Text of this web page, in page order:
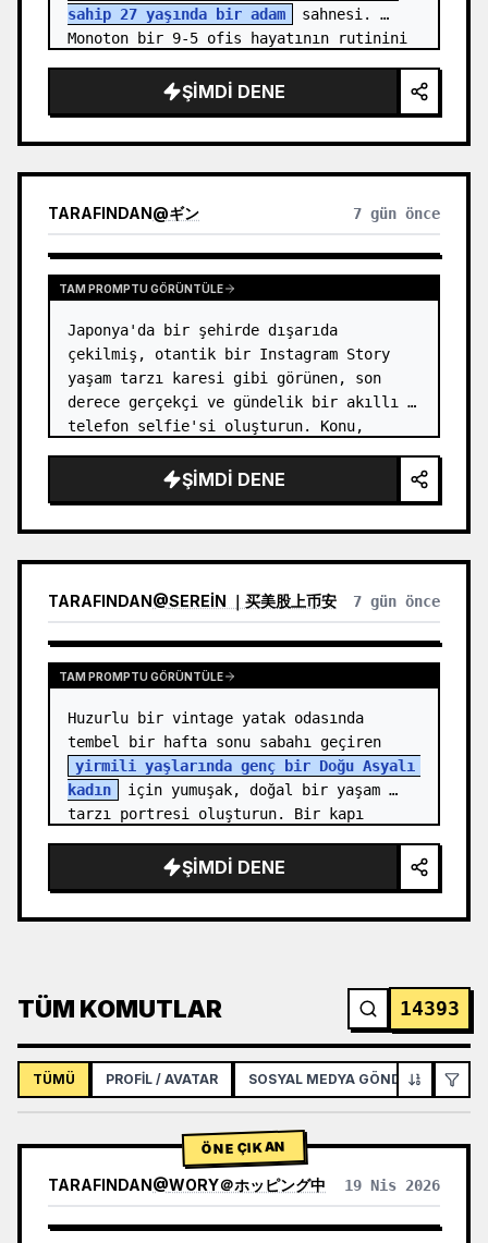
sahip 27 yaşında bir adam
sahnesi.
Monoton bir 9-5 ofis hayatının rutinini
ŞIMDI DENE
TARAFINDAN@ギン 7 gün önce
TAM PROMPTU GÖRÜNTÜLE
Japonya'da bir şehirde dışarıda
çekilmiş, otantik bir Instagram Story
yaşam tarzı karesi gibi görünen, son
derece gerçekçi ve gündelik bir akıllı
ŞIMDI DENE
TARAFINDAN@SEREIN ｜买美股上币安 7 gün önce
TAM PROMPTU GÖRÜNTÜLE
Huzurlu bir vintage yatak odasında
yirmili yaşlarında genç bir Doğu Asyalı
kadın
için yumuşak, doğal bir yaşam
tarzı portresi oluşturun. Bir kapı
ŞIMDI DENE
TÜM KOMUTLAR 14393
TÜMÜ PROFIL / AVATAR SOSYAL MEDYA GÖNDERISI
ÖNE ÇIKAN
TARAFINDAN@WORY＠ホッピング中 19 Nis 2026